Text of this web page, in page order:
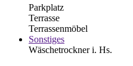
Parkplatz
Terrasse
Terrassenmöbel
Sonstiges
Wäschetrockner i. Hs.